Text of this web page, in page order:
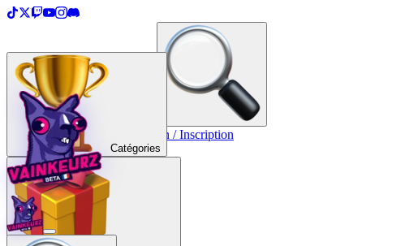
Créer une TopList Connexion / Inscription
Catégories